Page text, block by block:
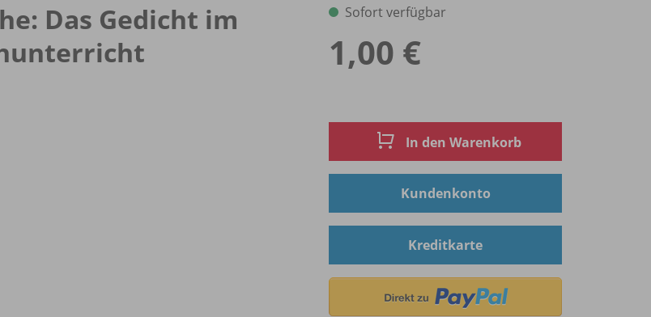
Das Gedicht im
Sofort verfügbar
1,00 €
In den Warenkorb
Kundenkonto
Kreditkarte